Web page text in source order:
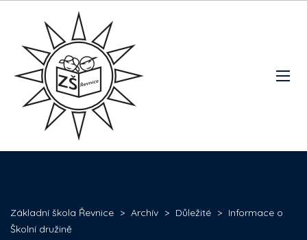
Základní škola Řevnice > Archív > Důležité > Informace o
Školní družině